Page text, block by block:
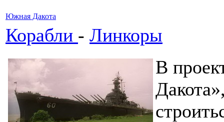
Южная Дакота
Корабли - Линкоры
В